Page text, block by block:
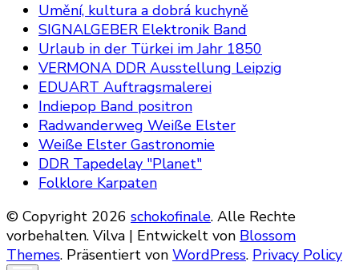
Umění, kultura a dobrá kuchyně
SIGNALGEBER Elektronik Band
Urlaub in der Türkei im Jahr 1850
VERMONA DDR Ausstellung Leipzig
EDUART Auftragsmalerei
Indiepop Band positron
Radwanderweg Weiße Elster
Weiße Elster Gastronomie
DDR Tapedelay "Planet"
Folklore Karpaten
© Copyright 2026 schokofinale. Alle Rechte
vorbehalten. Vilva | Entwickelt von Blossom
Themes. Präsentiert von WordPress. Privacy Policy